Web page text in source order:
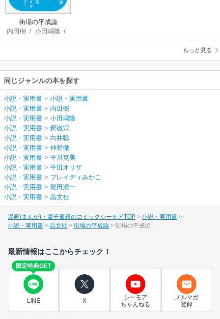
街場の平成論
内田樹 /小田嶋隆 /
釈徹宗/白井聡/仲
田オリザ/ブレイデ
ィみかこ/鷲田清一
もっと見る
同じジャンルの本を探す
小説・実用書 > 小説・実用書
小説・実用書 > 内田樹
小説・実用書 > 小田嶋隆
小説・実用書 > 釈徹宗
小説・実用書 > 白井聡
小説・実用書 > 仲野徹
小説・実用書 > 平川克美
小説・実用書 > 平田オリザ
小説・実用書 > ブレイディみかこ
小説・実用書 > 鷲田清一
小説・実用書 > 晶文社
漫画(まんが)・電子書籍のコミックシーモアTOP
小説・実用書
小説・実用書
晶文社 街場の平成論 街場の平成論
最新情報はここからチェック！
限定特典GET
LINE X
シーモア
ちゃんねる
メルマガ
登録